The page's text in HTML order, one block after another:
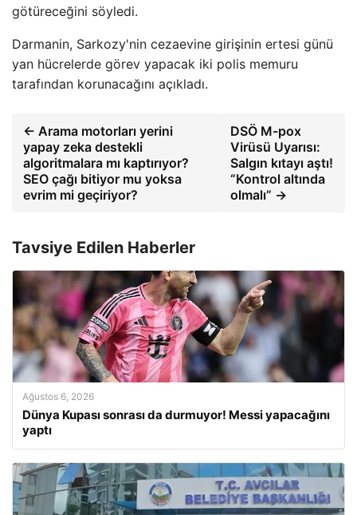
götüreceğini söyledi.
Darmanin, Sarkozy'nin cezaevine girişinin ertesi günü
yan hücrelerde görev yapacak iki polis memuru
tarafından korunacağını açıkladı.
← Arama motorları yerini
yapay zeka destekli
algoritmalara mı kaptırıyor?
SEO çağı bitiyor mu yoksa
evrim mi geçiriyor?
DSÖ M-pox
Virüsü Uyarısı:
Salgın kıtayı aştı!
“Kontrol altında
olmalı” →
Tavsiye Edilen Haberler
Ağustos 6, 2026
Dünya Kupası sonrası da durmuyor! Messi yapacağını
yaptı